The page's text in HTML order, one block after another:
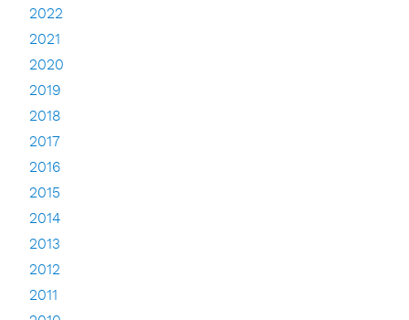
2022
2021
2020
2019
2018
2017
2016
2015
2014
2013
2012
2011